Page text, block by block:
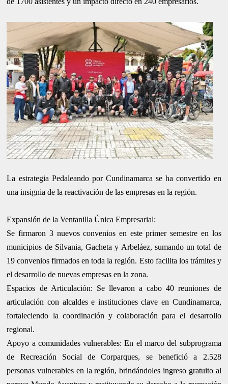
La estrategia Pedaleando por Cundinamarca se ha convertido en
una insignia de la reactivación de las empresas en la región.
Expansión de la Ventanilla Única Empresarial:
Se firmaron 3 nuevos convenios en este primer semestre en los
municipios de Silvania, Gacheta y Arbeláez, sumando un total de
19 convenios firmados en toda la región. Esto facilita los trámites y
el desarrollo de nuevas empresas en la zona.
Espacios de Articulación: Se llevaron a cabo 40 reuniones de
articulación con alcaldes e instituciones clave en Cundinamarca,
fortaleciendo la coordinación y colaboración para el desarrollo
regional.
Apoyo a comunidades vulnerables: En el marco del subprograma
de Recreación Social de Corparques, se benefició a 2.528
personas vulnerables en la región, brindándoles ingreso gratuito al